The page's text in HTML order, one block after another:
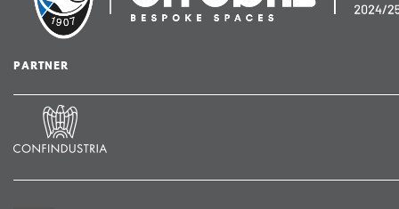
PARTNER